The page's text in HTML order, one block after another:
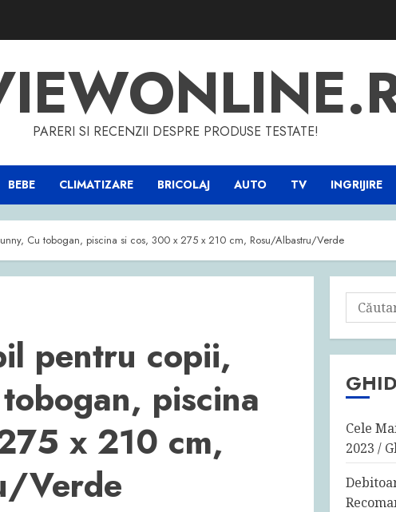
PARERI SI RECENZII DESPRE PRODUSE TESTATE!
BEBE CLIMATIZARE BRICOLAJ AUTO TV INGRIJIRE
Cu tobogan, piscina si cos, 300 x 275 x 210 cm, Rosu/Albastru/Verde
pentru copii,
piscina
x 210 cm,
Verde
Caută
după:
Cele
2023 /